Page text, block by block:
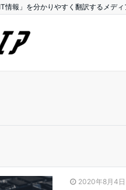
情報」を分かりやすく翻訳するメディ
2020年8月4日